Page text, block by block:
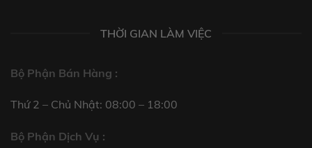
THỜI GIAN LÀM VIỆC
Bộ Phận Bán Hàng :
Thứ 2 – Chủ Nhật: 08:00 – 18:00
Bộ Phận Dịch Vụ :